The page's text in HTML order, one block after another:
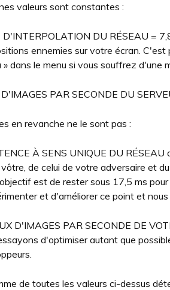
valeurs sont constantes :
D'INTERPOLATION DU RÉSEAU =
ennemies sur votre écran.
» dans le menu si vous souffrez d'une
PAR SECONDE DU
en revanche ne le sont pas :
À SENS UNIQUE DU
vôtre, de celui de votre adversaire et
est de rester sous 17,5 ms
et d'améliorer ce point et
D'IMAGES PAR SECONDE DE
d'optimiser autant que
de toutes les valeurs ci-dessus